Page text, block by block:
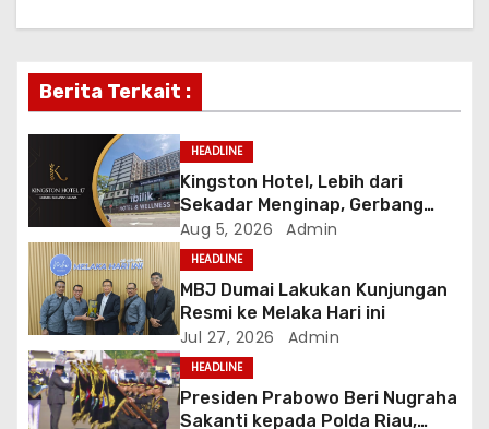
v
i
g
t
i
o
n
Berita Terkait :
HEADLINE
Kingston Hotel, Lebih dari
Sekadar Menginap, Gerbang
Anda Menuju yang Terbaik di
Melaka
Aug 5, 2026 Admin
HEADLINE
MBJ Dumai Lakukan Kunjungan
Resmi ke Melaka Hari ini
Jul 27, 2026 Admin
HEADLINE
Presiden Prabowo Beri Nugraha
Sakanti kepada Polda Riau,